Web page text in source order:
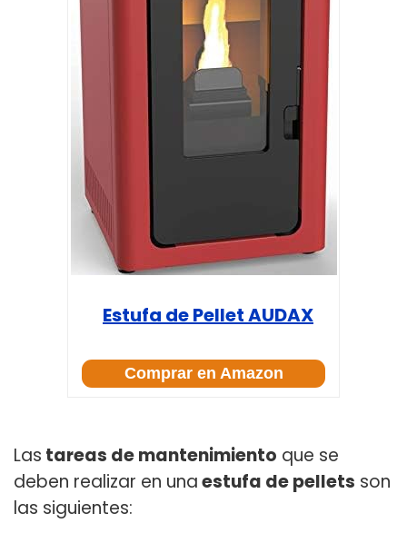
Estufa de Pellet AUDAX
Comprar en Amazon
Las tareas de mantenimiento que se
deben realizar en unaestufa de pellets son
las siguientes: